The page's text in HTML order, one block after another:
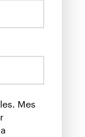
Mes